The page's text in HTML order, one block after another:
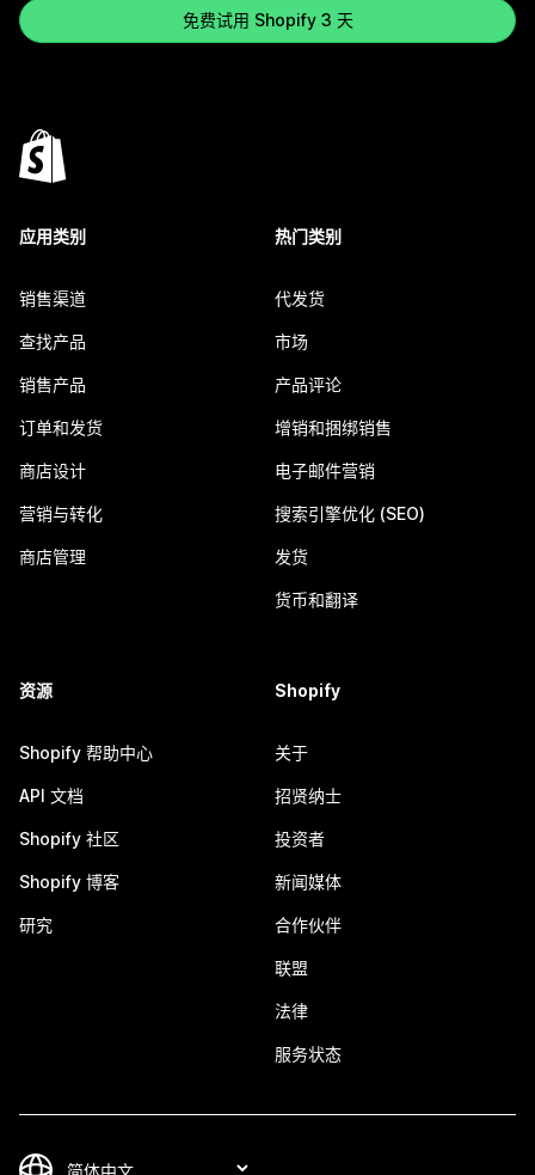
免费试用 Shopify 3 天
应用类别
销售渠道
查找产品
销售产品
订单和发货
商店设计
营销与转化
商店管理
热门类别
代发货
市场
产品评论
增销和捆绑销售
电子邮件营销
搜索引擎优化 (SEO)
发货
货币和翻译
资源
Shopify 帮助中心
API 文档
Shopify 社区
Shopify 博客
研究
Shopify
关于
招贤纳士
投资者
新闻媒体
合作伙伴
联盟
法律
服务状态